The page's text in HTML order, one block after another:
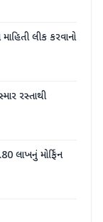
લીક કરવાનો
રસ્તાથી
લાખનું મોર્ફિન